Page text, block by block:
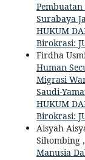
Surabaya
HUKUM
Birokrasi:
Firdha
Human
Migrasi
Saudi-
HUKUM
Birokrasi:
Aisyah
Sihombing
Manusia